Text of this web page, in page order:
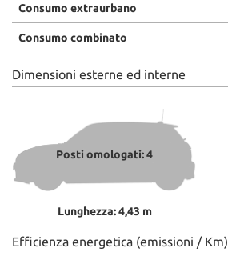
Consumo extraurbano
Consumo combinato
Dimensioni esterne ed interne
Posti omologati: 4
Lunghezza: 4,43 m
Efficienza energetica (emissioni / Km)